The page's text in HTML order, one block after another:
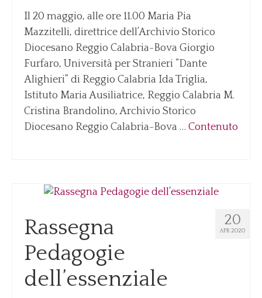
Il 20 maggio, alle ore 11.00 Maria Pia
Mazzitelli, direttrice dell’Archivio Storico
Diocesano Reggio Calabria-Bova Giorgio
Furfaro, Università per Stranieri “Dante
Alighieri” di Reggio Calabria Ida Triglia,
Istituto Maria Ausiliatrice, Reggio Calabria M.
Cristina Brandolino, Archivio Storico
Diocesano Reggio Calabria-Bova … Contenuto
20
APR 2020
Rassegna
Pedagogie
dell’essenziale